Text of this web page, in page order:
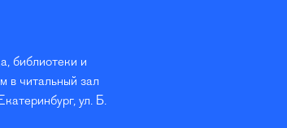
библиотеки и
в читальный зал
ул. Б.